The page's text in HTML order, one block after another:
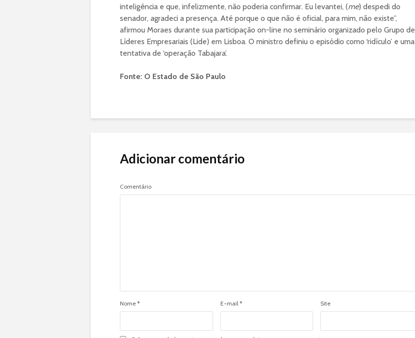
inteligência e que, infelizmente, não poderia confirmar. Eu levantei, (me) despedi do
senador, agradeci a presença. Até porque o que não é oficial, para mim, não existe”,
afirmou Moraes durante sua participação on-line no seminário organizado pelo Grupo de
Líderes Empresariais (Lide) em Lisboa. O ministro definiu o episódio como ‘ridículo’ e uma
tentativa de ‘operação Tabajara’.
Fonte: O Estado de São Paulo
Adicionar comentário
Comentário
Nome * E-mail * Site